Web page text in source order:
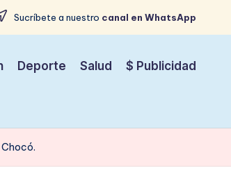
Sucríbete a nuestro canal en WhatsApp
Deporte Salud $ Publicidad